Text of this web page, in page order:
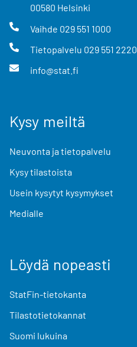
00580 Helsinki
Vaihde 029 551 1000
Tietopalvelu 029 551 2220
info@stat.fi
Kysy meiltä
Neuvonta ja tietopalvelu
Kysy tilastoista
Usein kysytyt kysymykset
Medialle
Löydä nopeasti
StatFin-tietokanta
Tilastotietokannat
Suomi lukuina